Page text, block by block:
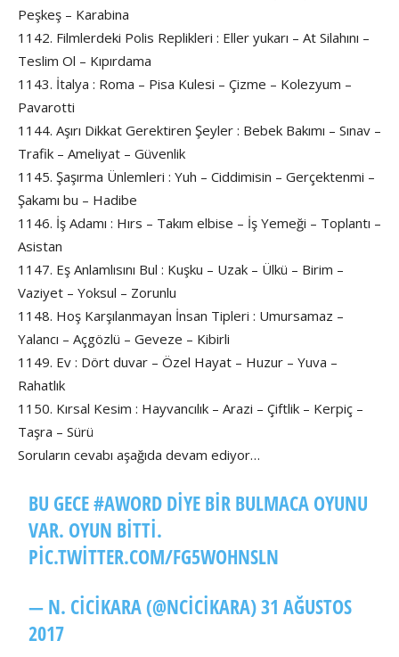
Peşkeş – Karabina
1142. Filmlerdeki Polis Replikleri : Eller yukarı – At Silahını –
Teslim Ol – Kıpırdama
1143. İtalya : Roma – Pisa Kulesi – Çizme – Kolezyum –
Pavarotti
1144. Aşırı Dikkat Gerektiren Şeyler : Bebek Bakımı – Sınav –
Trafik – Ameliyat – Güvenlik
1145. Şaşırma Ünlemleri : Yuh – Ciddimisin – Gerçektenmi –
Şakamı bu – Hadibe
1146. İş Adamı : Hırs – Takım elbise – İş Yemeği – Toplantı –
Asistan
1147. Eş Anlamlısını Bul : Kuşku – Uzak – Ülkü – Birim –
Vaziyet – Yoksul – Zorunlu
1148. Hoş Karşılanmayan İnsan Tipleri : Umursamaz –
Yalancı – Açgözlü – Geveze – Kibirli
1149. Ev : Dört duvar – Özel Hayat – Huzur – Yuva –
Rahatlık
1150. Kırsal Kesim : Hayvancılık – Arazi – Çiftlik – Kerpiç –
Taşra – Sürü
Soruların cevabı aşağıda devam ediyor…
BU GECE#AWORD DIYE BIR BULMACA OYUNU
VAR. OYUN BITTI.
PIC.TWITTER.COM/FG5WOHNSLN
— N. CİCİKARA (@NCICIKARA)31 AĞUSTOS
2017